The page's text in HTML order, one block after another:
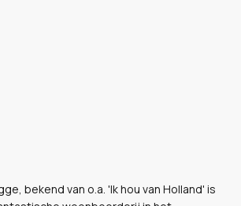
bekend van o.a. 'Ik hou van Holland' is